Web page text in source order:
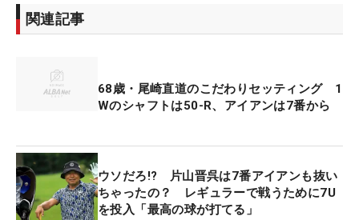
関連記事
68歳・尾崎直道のこだわりセッティング 1
Wのシャフトは50-R、アイアンは7番から
ウソだろ!? 片山晋呉は7番アイアンも抜い
ちゃったの？ レギュラーで戦うために7U
を投入「最高の球が打てる」